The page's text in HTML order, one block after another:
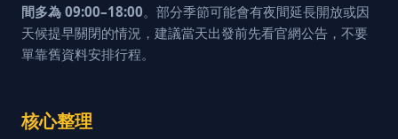
間多為 09:00–18:00。部分季節可能會有夜間延長開放或因
天候提早關閉的情況，建議當天出發前先看官網公告，不要
單靠舊資料安排行程。
核心整理